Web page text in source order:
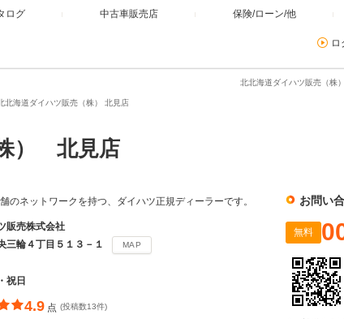
ログ 中古車販売店 保険/ローン/他
ロ
北北海道ダイハツ販売（株
北海道ダイハツ販売（株） 北見店
） 北見店
のネットワークを持つ、ダイハツ正規ディーラーです。
販売株式会社
三輪４丁目５１３－１ MAP
祝日
4.9 点 (投稿数13件)
お問い
無料